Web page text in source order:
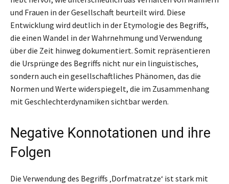
und Frauen in der Gesellschaft beurteilt wird. Diese
Entwicklung wird deutlich in der Etymologie des Begriffs,
die einen Wandel in der Wahrnehmung und Verwendung
über die Zeit hinweg dokumentiert. Somit repräsentieren
die Ursprünge des Begriffs nicht nur ein linguistisches,
sondern auch ein gesellschaftliches Phänomen, das die
Normen und Werte widerspiegelt, die im Zusammenhang
mit Geschlechterdynamiken sichtbar werden.
Negative Konnotationen und ihre
Folgen
Die Verwendung des Begriffs ‚Dorfmatratze‘ ist stark mit